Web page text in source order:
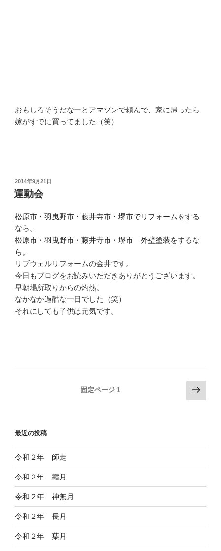
おもしろそうだなーとアマゾンで頼んで、家に帰ったら
嫁がすでに買ってました（笑）
投
稿
日:
2014年9月21日
運動会
松原市・羽曳野市・藤井寺市・堺市でリフォーム をする
なら。
松原市・羽曳野市・藤井寺市・堺市 外壁塗装をするな
ら。
リブウェルリフォームの金井です。
今日もブログをお読みいただきありがとうございます。
早朝場所取りからの灼熱。
なかなか過酷な一日でした（笑）
それにしても子供は元気です。
ペ
ジ
送
り
固定ページ 1
次
の
最近の投稿
令和２年 師走
令和２年 霜月
令和２年 神無月
令和２年 長月
令和２年 葉月